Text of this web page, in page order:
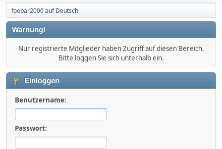
foobar2000 auf Deutsch
Warnung!
Nur registrierte Mitglieder haben Zugriff auf diesen Bereich.
Bitte loggen Sie sich unterhalb ein.
Einloggen
Benutzername:
Passwort: